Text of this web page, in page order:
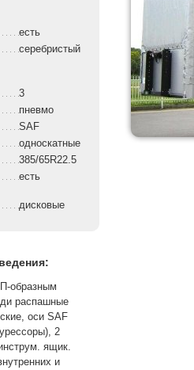
есть
серебристый
3
пневмо
SAF
односкатные
385/65R22.5
есть
дисковые
образным
распашные
оси SAF
2
ящик.
и